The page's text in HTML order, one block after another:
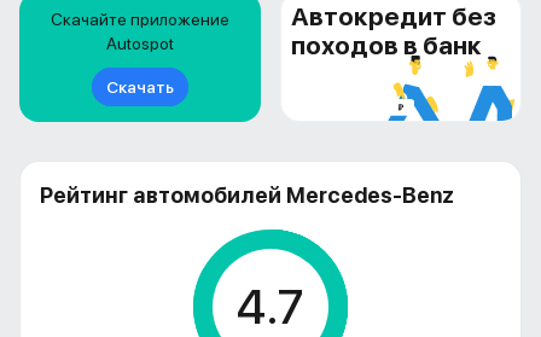
Скачайте приложение
Autospot
Скачать
Автокредит без
походов в банк
Рейтинг автомобилей Mercedes-Benz
4.7